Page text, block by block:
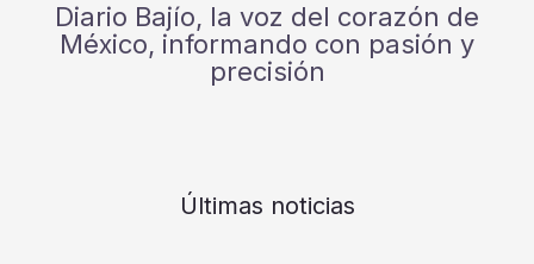
Diario Bajío, la voz del corazón de
México, informando con pasión y
precisión
Últimas noticias